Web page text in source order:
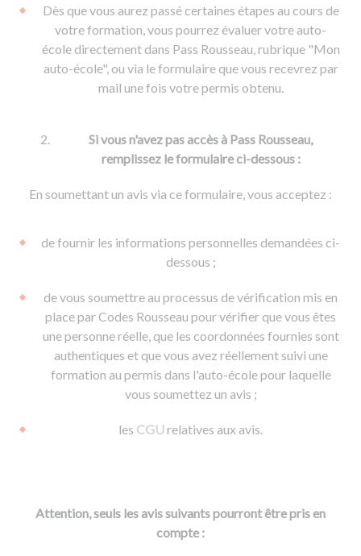
Voir tous les supports
Formation FCO
Formation CACES
Devenir enseignant de la conduite
Ressources
Dès que vous aurez passé certaines étapes au cours de
votre formation, vous pourrez évaluer votre auto-
école directement dans Pass Rousseau, rubrique "Mon
auto-école", ou via le formulaire que vous recevrez par
mail une fois votre permis obtenu.
Si vous n'avez pas accès à Pass Rousseau,
remplissez le formulaire ci-dessous :
En soumettant un avis via ce formulaire, vous acceptez :
de fournir les informations personnelles demandées ci-
dessous ;
de vous soumettre au processus de vérification mis en
place par Codes Rousseau pour vérifier que vous êtes
une personne réelle, que les coordonnées fournies sont
authentiques et que vous avez réellement suivi une
formation au permis dans l'auto-école pour laquelle
vous soumettez un avis ;
les CGUrelatives aux avis.
Attention, seuls les avis suivants pourront être pris en
compte :